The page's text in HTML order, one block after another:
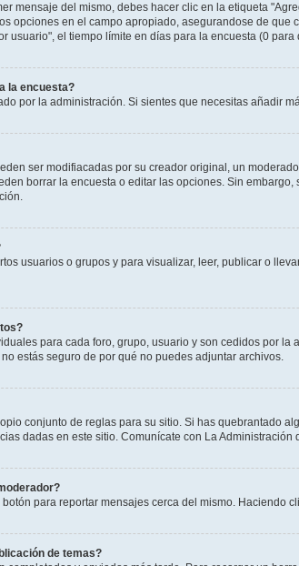
mensaje del mismo, debes hacer clic en la etiqueta
opciones en el campo apropiado, asegurandose de
usuario", el tiempo límite en días para la encuesta (0
la encuesta?
por la administración. Si sientes que necesitas añadir
ser modifiacadas por su creador original, un
borrar la encuesta o editar las opciones. Sin
usuarios o grupos y para visualizar, leer, publicar o
para cada foro, grupo, usuario y son cedidos por
estás seguro de por qué no puedes adjuntar archivos.
conjunto de reglas para su sitio. Si has quebrantado
dadas en este sitio. Comunícate con La
para reportar mensajes cerca del mismo.
de temas?